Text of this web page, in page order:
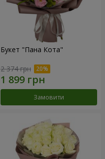
Букет "Пана Кота"
2 374 грн
Замовити